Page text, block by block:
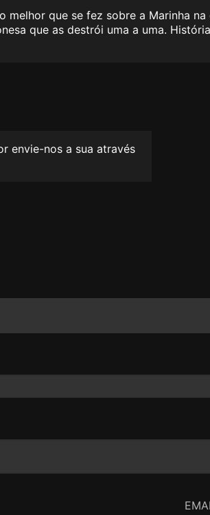
melhor que se fez sobre a Marinha
que as destrói uma a uma.
envie-nos a sua através